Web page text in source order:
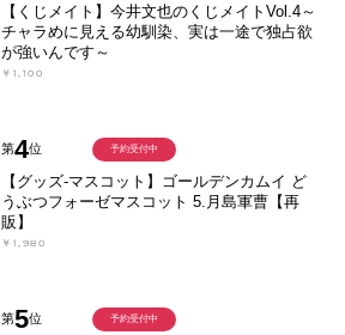
【くじメイト】今井文也のくじメイトVol.4～
チャラめに見える幼馴染、実は一途で独占欲
が強いんです～
￥1,100
第4位
【グッズ-マスコット】ゴールデンカムイ ど
うぶつフォーゼマスコット 5.月島軍曹【再
販】
￥1,980
予約受付中
第5位 予約受付中